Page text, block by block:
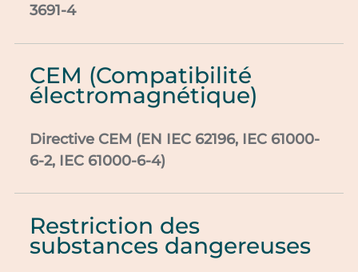
3691-4
CEM (Compatibilité
électromagnétique)
Directive CEM (EN IEC 62196, IEC 61000-
6-2, IEC 61000-6-4)
Restriction des
substances dangereuses